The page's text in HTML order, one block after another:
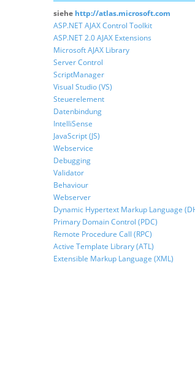
siehe http://atlas.microsoft.com
ASP.NET AJAX Control Toolkit
ASP.NET 2.0 AJAX Extensions
Microsoft AJAX Library
Server Control
ScriptManager
Visual Studio (VS)
Steuerelement
Datenbindung
IntelliSense
JavaScript (JS)
Webservice
Debugging
Validator
Behaviour
Webserver
Dynamic Hypertext Markup Language
Primary Domain Control (PDC)
Remote Procedure Call (RPC)
Active Template Library (ATL)
Extensible Markup Language (XML)